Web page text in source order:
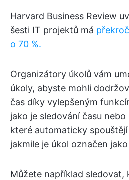
Harvard Business Review
šesti IT projektů má
o 70 %.
Organizátory úkolů vám
úkoly, abyste mohli
čas díky vylepšeným
jako je sledování času
které automaticky
jakmile je úkol označen
Můžete například sledovat,